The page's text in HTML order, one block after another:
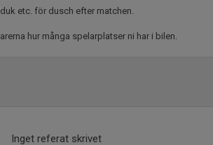
etc. för dusch efter matchen.
hur många spelarplatser ni har i bilen.
Inget referat skrivet